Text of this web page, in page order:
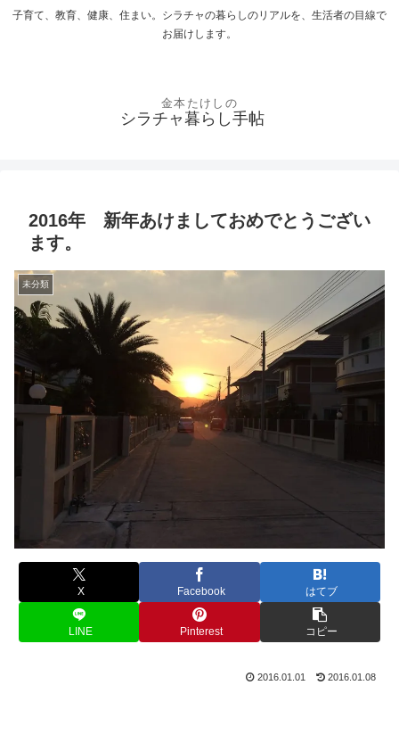
子育て、教育、健康、住まい。シラチャの暮らしのリアルを、生活者の目線で
お届けします。
シラチャ暮らし手帖
2016年 新年あけましておめでとうござい
ます。
未分類
X Facebook はてブ
LINE Pinterest コピー
2016.01.01 2016.01.08